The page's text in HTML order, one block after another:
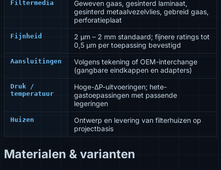
Filtermedia
Geweven gaas, gesinterd laminaat,
gesinterd metaalvezelvlies, gebreid gaas,
perforatieplaat
Fijnheid
2 µm – 2 mm standaard; fijnere ratings tot
0,5 µm per toepassing bevestigd
Aansluitingen
Volgens tekening of OEM-interchange
(gangbare eindkappen en adapters)
Druk /
temperatuur
Hoge-ΔP-uitvoeringen; hete-
gastoepassingen met passende
legeringen
Huizen
Ontwerp en levering van filterhuizen op
projectbasis
Materialen & varianten